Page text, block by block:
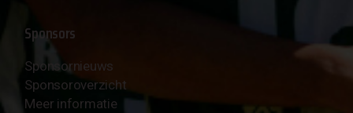
Sponsors
Sponsornieuws
Sponsoroverzicht
Meer informatie